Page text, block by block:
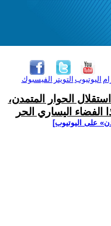
الفيسبوك التويتر اليوتيوب
الحوار المتمدن،
اليساري الحر
على اليوتيوب]